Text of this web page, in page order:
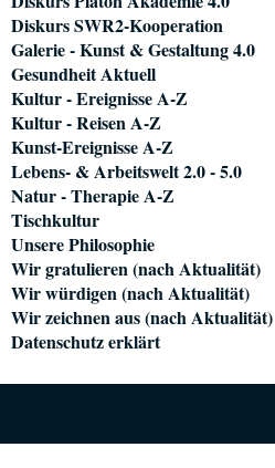
Diskurs SWR2-Kooperation
Galerie - Kunst & Gestaltung 4.0
Gesundheit Aktuell
Kultur - Ereignisse A-Z
Kultur - Reisen A-Z
Kunst-Ereignisse A-Z
Lebens- & Arbeitswelt 2.0 - 5.0
Natur - Therapie A-Z
Tischkultur
Unsere Philosophie
Wir gratulieren (nach Aktualität)
Wir würdigen (nach Aktualität)
Wir zeichnen aus (nach Aktualität)
Datenschutz erklärt